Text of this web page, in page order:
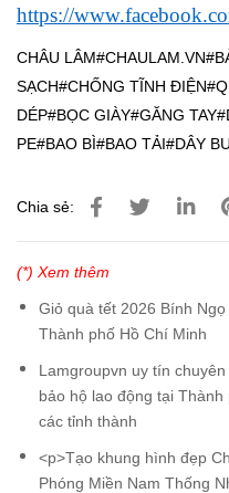
https://
CHÂU
SẠCH#CHỐNG TĨNH
DÉP#BỌC GIÀY#GĂNG
PE#BAO BÌ#BAO TẢI#DÂY
Chia sẻ:
(*) Xem thêm
Giỏ quà tết 2026 Bính
Thành phố Hồ Chí Minh
Lamgroupvn uy tín
bảo hộ lao động tại
các tỉnh thành
<p>Tạo khung hình đẹp
Phóng Miền Nam Thống